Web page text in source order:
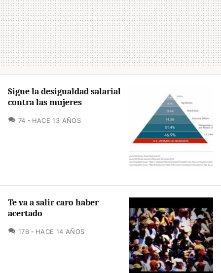
Sigue la desigualdad salarial
contra las mujeres
74 COMENTARIOS
HACE 13 AÑOS
Te va a salir caro haber
acertado
176COMENTARIOS
HACE 14 AÑOS